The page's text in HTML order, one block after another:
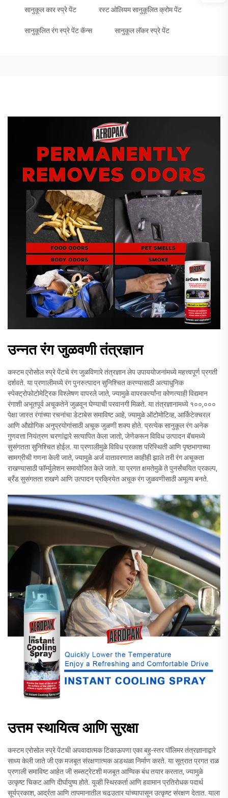
सानुकूल कार स्प्रे पेंट रस्ट ओलियम सानुकूलित क्रोम पेंट
सानुकूलित रंग स्प्रे पेंट कॅन्स सानुकूल लॅकर स्प्रे पेंट
उन्नत रंग जुळवणी तंत्रज्ञान
कस्टम एरोसोल स्प्रे पेंटचे रंग जुळविणारे तंत्रज्ञान लेप उपाययोजनांमध्ये महत्त्वपूर्ण प्रगती
दर्शवते. या प्रणालीमध्ये रंग पुनरुत्पादन सुनिश्चित करण्यासाठी अत्याधुनिक
स्पेक्ट्रोफोटोमेट्रिक विश्लेषण वापरले जाते, ज्यामुळे वापरकर्त्यांना कोणत्याही विद्यमान
रंगाशी अभूतपूर्व अचूकतेने जुळवून घेण्याची परवानगी मिळते. या तंत्रज्ञानामध्ये १००,०००
पेक्षा जास्त रंगांच्या रचनांचा डेटाबेस समाविष्ट आहे, ज्यामुळे ऑटोमोटिव्ह, आर्किटेक्चरल
आणि औद्योगिक अनुप्रयोगांसाठी अचूक जुळणी शक्य होते. प्रत्येक सानुकूल रंग अनेक
गुणवत्ता नियंत्रण चरणांद्वारे सत्यापित केला जातो, जेणेकरून विविध उत्पादन बॅचमध्ये
सुसंगतता सुनिश्चित होईल. या प्रणालीमुळे विविध प्रकाश परिस्थिती आणि पृष्ठभागाच्या
सामग्रीची गणना केली जाते, ज्यामुळे अर्ज वातावरणात काहीही झाले तरी रंग अचूकता
राखण्यासाठी फॉर्म्युलेशन समायोजित केले जाते. या प्रगत क्षमतेमुळे ते पुनर्संचयित प्रकल्प,
ब्रँड सुसंगतता राखणे आणि उत्पादन प्रक्रियेत अचूक रंग जुळवणीसाठी अमूल्य बनते.
उत्तम स्थायित्व आणि सुरक्षा
कस्टम एरोसोल स्प्रे पेंटची अपवादात्मक टिकाऊपणा एका बहु-स्तर पॉलिमर तंत्रज्ञानाद्वारे
साध्य केली जाते जी एक मजबूत संरक्षणात्मक अडथळा निर्माण करते. या सूत्रात प्रगत राळ
प्रणाली समाविष्ट आहेत जी सब्सट्रेटशी मजबूत आण्विक बंध तयार करतात, ज्यामुळे
उत्कृष्ट चिकट आणि दीर्घायुष्य होते. यूव्ही स्थिरकर्ता आणि हवामान प्रतिरोधक पदार्थ
सूर्यप्रकाश, आर्द्रता आणि तापमानातील चढउतार यांच्यापासून उत्कृष्ट संरक्षण देतात. याला